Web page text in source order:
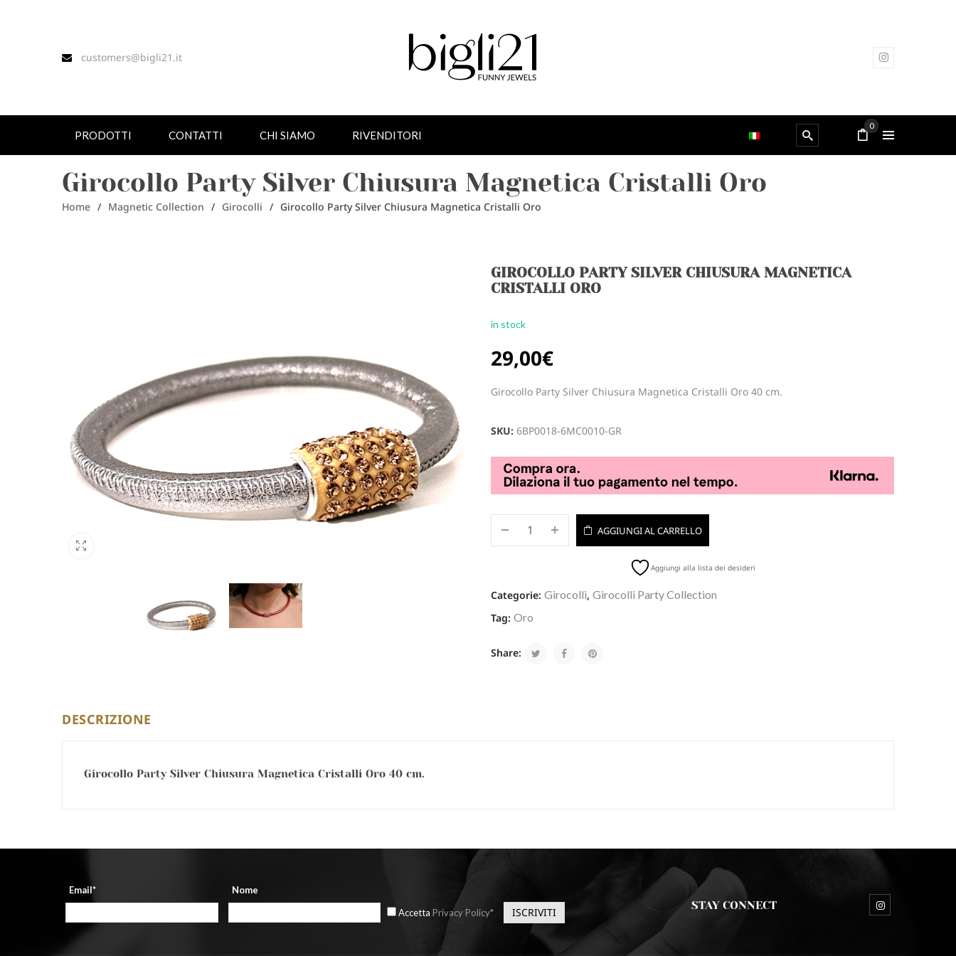
customers@bigli21.it
PRODOTTI CONTATTI CHI SIAMO RIVENDITORI
0
Girocollo Party Silver Chiusura Magnetica Cristalli Oro
Home / Magnetic Collection / Girocolli / Girocollo Party Silver Chiusura Magnetica Cristalli Oro
GIROCOLLO PARTY SILVER CHIUSURA MAGNETICA
CRISTALLI ORO
in stock
29,00€
Girocollo Party Silver Chiusura Magnetica Cristalli Oro 40 cm.
SKU:6BP0018-6MC0010-GR
AGGIUNGI AL CARRELLO
Aggiungi alla lista dei desideri
Categorie:Girocolli,Girocolli Party Collection
Tag:Oro
Share:
DESCRIZIONE
Girocollo Party Silver Chiusura Magnetica Cristalli Oro 40 cm.
Email*
Nome
Accetta Privacy Policy*
STAY CONNECT